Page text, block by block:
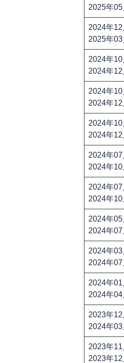
2025年
2024年
2025年
2024年
2024年
2024年
2024年
2024年
2024年
2024年
2024年
2024年
2024年
2024年
2024年
2024年
2024年
2024年
2024年
2023年
2024年
2023年
2023年